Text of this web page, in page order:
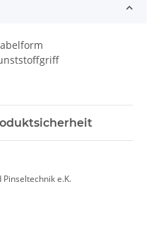
Pinseltechnik e.K.